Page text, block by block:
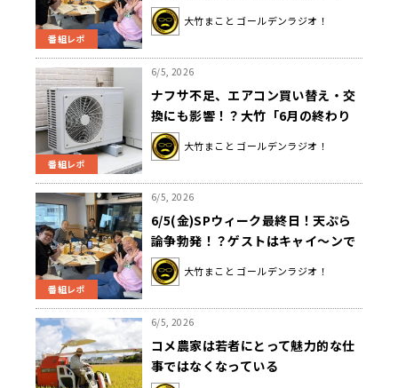
番組レポ
「もう、秒殺だよ」
大竹まこと ゴールデンラジオ！
番組レポ
6/5, 2026
ナフサ不足、エアコン買い替え・交
換にも影響！？大竹「6月の終わり
ぐらいに現場がどうなっていくの
か。とても心配」
大竹まこと ゴールデンラジオ！
番組レポ
6/5, 2026
6/5(金)SPウィーク最終日！天ぷら
論争勃発！？ゲストはキャイ～ンで
した！
大竹まこと ゴールデンラジオ！
6/5, 2026
コメ農家は若者にとって魅力的な仕
事ではなくなっている